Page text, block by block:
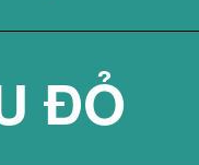
ĐỎ